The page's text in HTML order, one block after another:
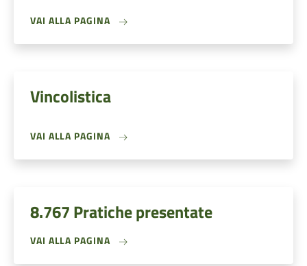
VAI ALLA PAGINA
Vincolistica
VAI ALLA PAGINA
8.767 Pratiche presentate
VAI ALLA PAGINA